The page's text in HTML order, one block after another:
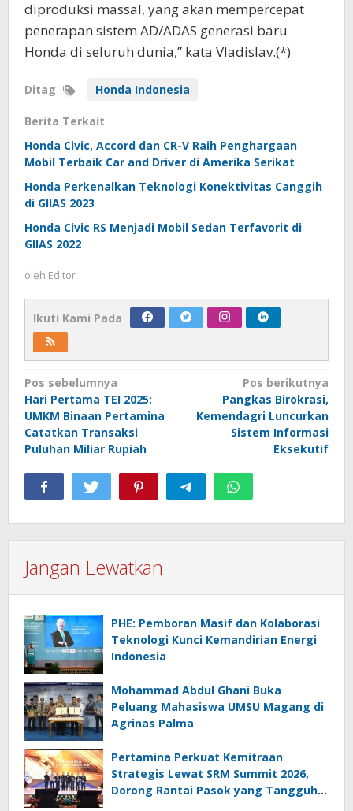
diproduksi massal, yang akan mempercepat
penerapan sistem AD/ADAS generasi baru
Honda di seluruh dunia,” kata Vladislav.(*)
Ditag Honda Indonesia
Berita Terkait
Honda Civic, Accord dan CR-V Raih Penghargaan
Mobil Terbaik Car and Driver di Amerika Serikat
Honda Perkenalkan Teknologi Konektivitas Canggih
di GIIAS 2023
Honda Civic RS Menjadi Mobil Sedan Terfavorit di
GIIAS 2022
oleh Editor
Ikuti Kami Pada
Navigasi
pos
Pos sebelumnya
Hari Pertama TEI 2025:
UMKM Binaan Pertamina
Catatkan Transaksi
Puluhan Miliar Rupiah
Pos berikutnya
Pangkas Birokrasi,
Kemendagri Luncurkan
Sistem Informasi
Eksekutif
Jangan Lewatkan
PHE: Pemboran Masif dan Kolaborasi
Teknologi Kunci Kemandirian Energi
Indonesia
Mohammad Abdul Ghani Buka
Peluang Mahasiswa UMSU Magang di
Agrinas Palma
Pertamina Perkuat Kemitraan
Strategis Lewat SRM Summit 2026,
Dorong Rantai Pasok yang Tangguh